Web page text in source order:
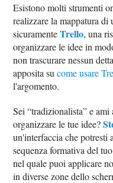
Esistono molti strumenti
realizzare la mappatura
sicuramenteTrello, una
organizzare le idee in
non trascurare nessun
apposita sucome usare
l'argomento.
Sei “tradizionalista” e
organizzare le tue idee?
un'interfaccia che potresti
sequenza formativa del
nel quale puoi applicare
in diverse zone dello